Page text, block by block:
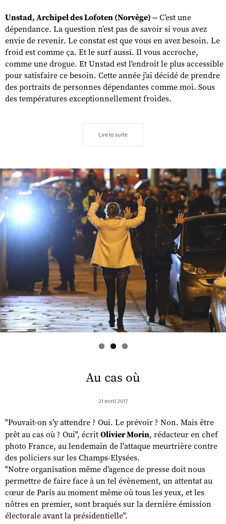
Unstad, Archipel des Lofoten (Norvège) -- C’est une
dépendance. La question n’est pas de savoir si vous avez
envie de revenir. Le constat est que vous en avez besoin. Le
froid est comme ça. Et le surf aussi. Il vous accroche,
comme une drogue. Et Unstad est l'endroit le plus accessible
pour satisfaire ce besoin. Cette année j’ai décidé de prendre
des portraits de personnes dépendantes comme moi. Sous
des températures exceptionnellement froides.
Lire la suite
Au cas où
21 avril 2017
"Pouvait-on s’y attendre ? Oui. Le prévoir ? Non. Mais être
prêt au cas où ? Oui", écrit Olivier Morin, rédacteur en chef
photo France, au lendemain de l'attaque meurtrière contre
des policiers sur les Champs-Elysées.
"Notre organisation même d’agence de presse doit nous
permettre de faire face à un tel évènement, un attentat au
cœur de Paris au moment même où tous les yeux, et les
nôtres en premier, sont braqués sur la dernière émission
électorale avant la présidentielle".